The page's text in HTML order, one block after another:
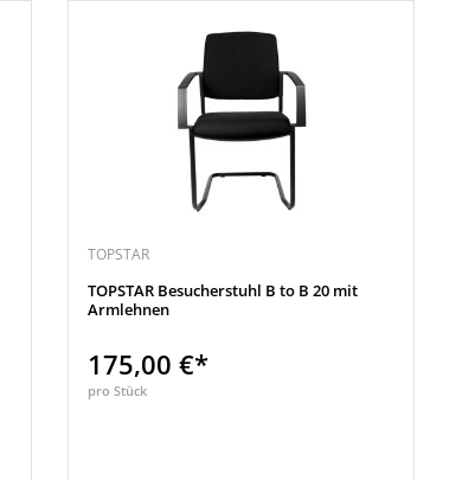
TOPSTAR
TOPSTAR Besucherstuhl B to B 20 mit
Armlehnen
175,00 €*
pro Stück